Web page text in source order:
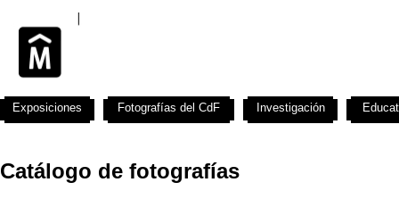
Catálogo de fotografías
Exposiciones Fotografías del CdF Investigación